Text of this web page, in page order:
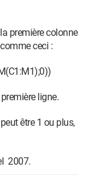
première colonne
ceci :
ligne.
être 1 ou plus,
2007.